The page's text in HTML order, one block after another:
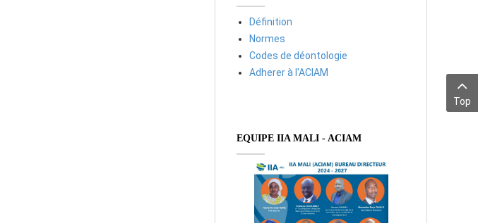
Définition
Normes
Codes de déontologie
Adherer à l'ACIAM
EQUIPE IIA MALI - ACIAM
Top